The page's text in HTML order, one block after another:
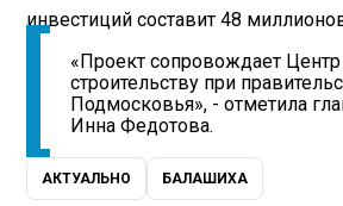
инвестиций составит 48
«Проект сопровождает Центр
строительству при
Подмосковья», - отметила
Инна Федотова.
АКТУАЛЬНО БАЛАШИХА